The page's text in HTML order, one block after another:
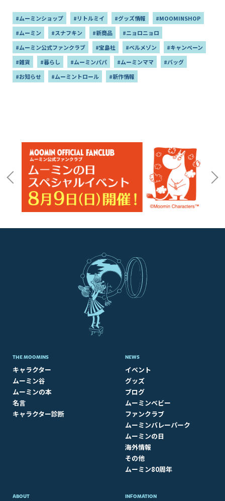
#ムーミンショップ #リトルミイ #グッズ情報
#MOOMINSHOP
#ムーミン
#スナフキン #新商品
#ニョロニョロ
#ムーミン公式ファンクラブ
#宝島社 #ベルメゾン
#キャンペーン
#雑貨
#暮らし #ムーミンパパ #ムーミンママ
#バッグ
#お知らせ
#ムーミントロール #新作情報
THE MOOMINS
キャラクター
ムーミン谷
ムーミンの本
名言
キャラクター診断
NEWS
イベント
グッズ
ブログ
ムーミンベビー
ファンクラブ
ムーミンバレーパーク
ムーミンの日
海外情報
その他
ムーミン80周年
ABOUT​ INFOMATION